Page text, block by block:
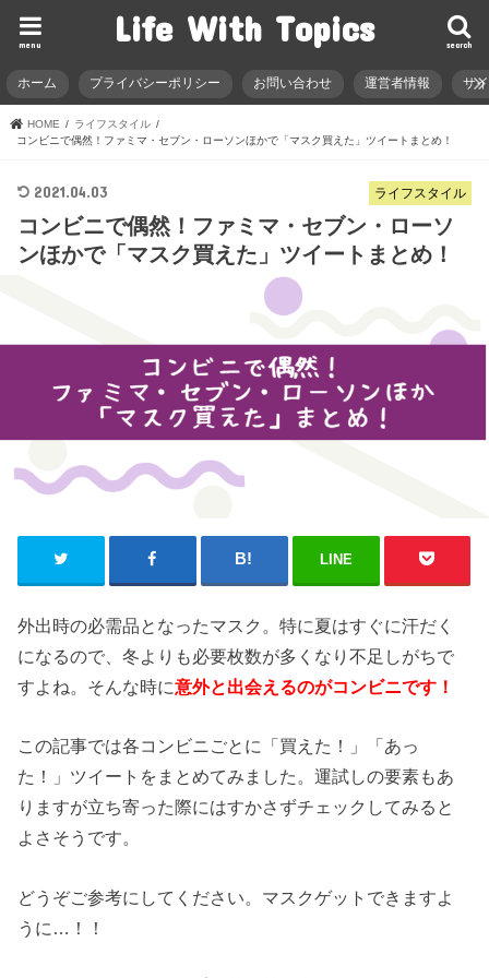
Life With Topics search
menu
ホーム プライバシーポリシー お問い合わせ 運営者情報 サ
HOME
ライフスタイル
コンビニで偶然！ファミマ・セブン・ローソンほかで「マスク買えた」ツイートまとめ！
ライフスタイル
2021.04.03
コンビニで偶然！ファミマ・セブン・ローソ
ンほかで「マスク買えた」ツイートまとめ！
LINE
外出時の必需品となったマスク。特に夏はすぐに汗だく
になるので、冬よりも必要枚数が多くなり不足しがちで
すよね。そんな時に意外と出会えるのがコンビニです！
この記事では各コンビニごとに「買えた！」「あっ
た！」ツイートをまとめてみました。運試しの要素もあ
りますが立ち寄った際にはすかさずチェックしてみると
よさそうです。
どうぞご参考にしてください。マスクゲットできますよ
うに…！！